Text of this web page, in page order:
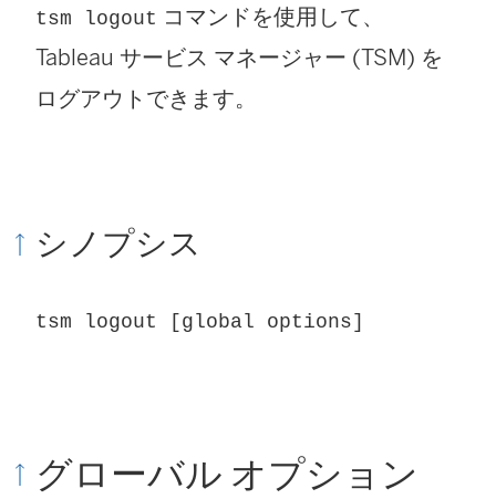
tsm logout コマンドを使用して、
Tableau サービス マネージャー (TSM) を
ログアウトできます。
シノプシス
tsm logout [global options]
グローバル オプション